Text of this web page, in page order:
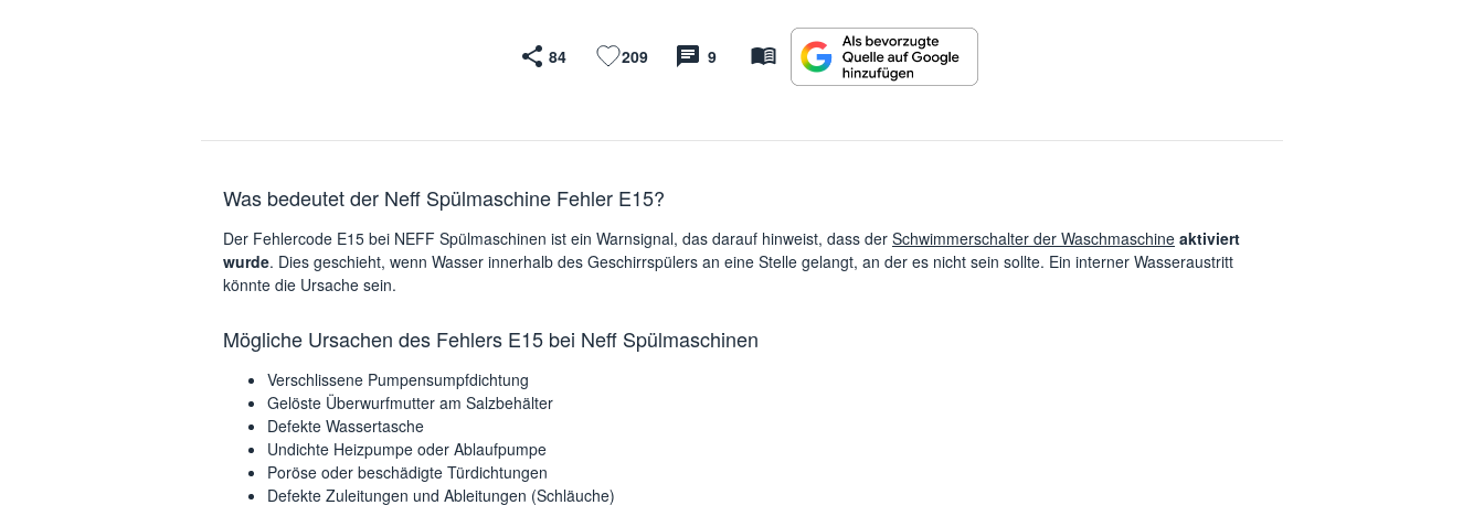
84 209 9
Was bedeutet der Neff Spülmaschine Fehler E15?
Der Fehlercode E15 bei NEFF Spülmaschinen ist ein Warnsignal, das darauf hinweist, dass der Schwimmerschalter der Waschmaschine aktiviert
wurde. Dies geschieht, wenn Wasser innerhalb des Geschirrspülers an eine Stelle gelangt, an der es nicht sein sollte. Ein interner Wasseraustritt
könnte die Ursache sein.
Mögliche Ursachen des Fehlers E15 bei Neff Spülmaschinen
Verschlissene Pumpensumpfdichtung
Gelöste Überwurfmutter am Salzbehälter
Defekte Wassertasche
Undichte Heizpumpe oder Ablaufpumpe
Poröse oder beschädigte Türdichtungen
Defekte Zuleitungen und Ableitungen (Schläuche)